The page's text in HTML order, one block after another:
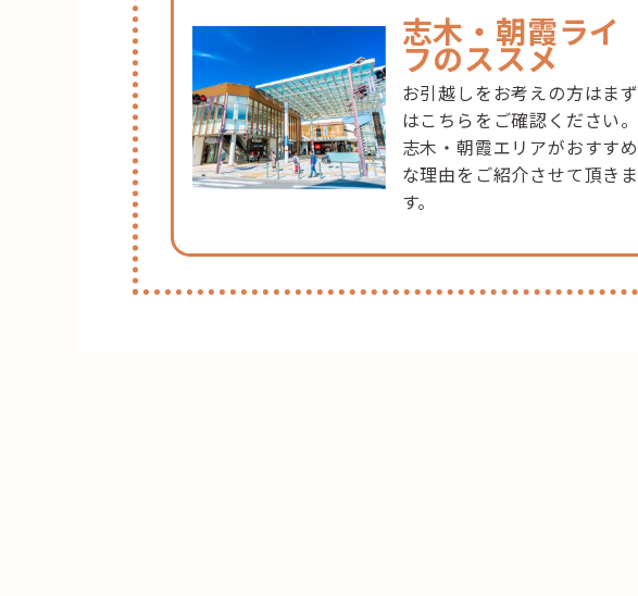
志木・朝霞ライ
フのススメ
お引越しをお考えの方はまず
はこちらをご確認ください。
志木・朝霞エリアがおすすめ
な理由をご紹介させて頂きま
す。